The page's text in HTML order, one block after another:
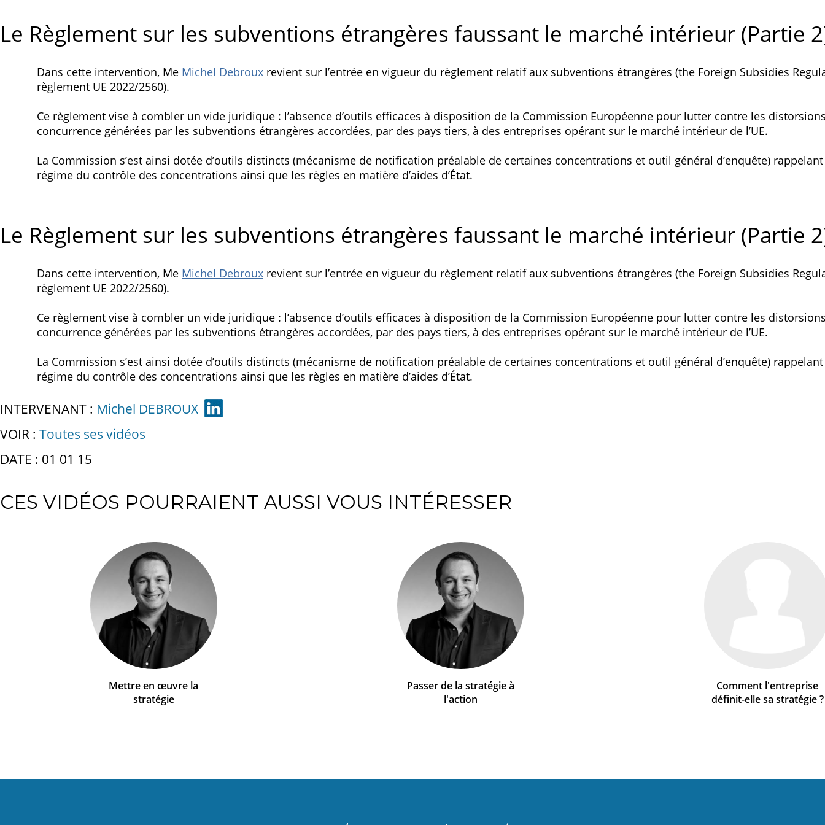
Le Règlement sur les subventions étrangères faussant le marché intérieur (Partie
Dans cette intervention, Me Michel Debroux revient sur l’entrée en vigueur du règlement relatif aux subventions étrangères (the Foreign Subsidies
règlement UE 2022/2560).
Ce règlement vise à combler un vide juridique : l’absence d’outils efficaces à disposition de la Commission Européenne pour lutter contre les
concurrence générées par les subventions étrangères accordées, par des pays tiers, à des entreprises opérant sur le marché intérieur de l’UE.
La Commission s’est ainsi dotée d’outils distincts (mécanisme de notification préalable de certaines concentrations et outil général d’enquête)
régime du contrôle des concentrations ainsi que les règles en matière d’aides d’État.
Le Règlement sur les subventions étrangères faussant le marché intérieur (Partie
Dans cette intervention, Me Michel Debroux revient sur l’entrée en vigueur du règlement relatif aux subventions étrangères (the Foreign Subsidies
règlement UE 2022/2560).
Ce règlement vise à combler un vide juridique : l’absence d’outils efficaces à disposition de la Commission Européenne pour lutter contre les
concurrence générées par les subventions étrangères accordées, par des pays tiers, à des entreprises opérant sur le marché intérieur de l’UE.
La Commission s’est ainsi dotée d’outils distincts (mécanisme de notification préalable de certaines concentrations et outil général d’enquête)
régime du contrôle des concentrations ainsi que les règles en matière d’aides d’État.
INTERVENANT : Michel DEBROUX
VOIR : Toutes ses vidéos
DATE : 01 01 15
CES VIDÉOS POURRAIENT AUSSI VOUS INTÉRESSER
Mettre en œuvre la
stratégie
Passer de la stratégie à
l'action
Comment l'entreprise
définit-elle sa stratégie ?